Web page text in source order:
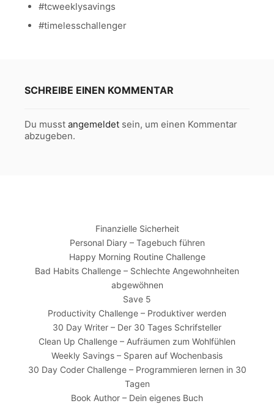
#tcweeklysavings
#timelesschallenger
SCHREIBE EINEN KOMMENTAR
Du musst angemeldet sein, um einen Kommentar
abzugeben.
Finanzielle Sicherheit
Personal Diary – Tagebuch führen
Happy Morning Routine Challenge
Bad Habits Challenge – Schlechte Angewohnheiten
abgewöhnen
Save 5
Productivity Challenge – Produktiver werden
30 Day Writer – Der 30 Tages Schrifsteller
Clean Up Challenge – Aufräumen zum Wohlfühlen
Weekly Savings – Sparen auf Wochenbasis
30 Day Coder Challenge – Programmieren lernen in 30
Tagen
Book Author – Dein eigenes Buch